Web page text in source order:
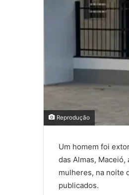
Reprodução
Um homem foi
das Almas,
mulheres, na noite
publicados.